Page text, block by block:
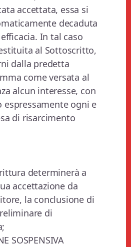
accettata, essa si
decaduta
In tal caso
al Sottoscritto,
dalla predetta
come versata al
alcun interesse, con
espressamente ogni e
di risarcimento
determinerà a
accettazione da
la conclusione di
di
SOSPENSIVA